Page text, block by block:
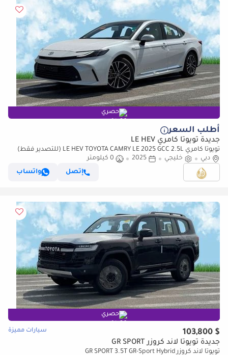
حصري
أطلب السعر
جديدة تويوتا كامري LE HEV
تويوتا كامري LE HEV TOYOTA CAMRY LE 2025 GCC 2.5L (للتصدير فقط)
دبي
خليجي 2025
0 كيلومتر
إتصل
واتساب
حصري
$ 103,800 سيارات مميزة
جديدة تويوتا لاند كروزر GR SPORT
تويوتا لاند كروزر GR SPORT 3.5T GR-Sport Hybrid